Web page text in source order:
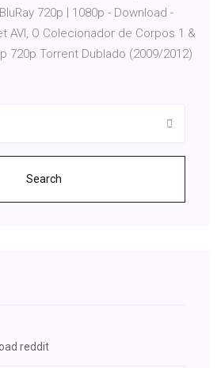
720p | 1080p - Download -
AVI, O Colecionador de Corpos 1 &
720p Torrent Dublado (2009/2012)
Search
reddit